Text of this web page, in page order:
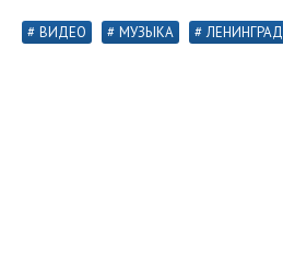
ВИДЕО МУЗЫКА ЛЕНИНГРАД